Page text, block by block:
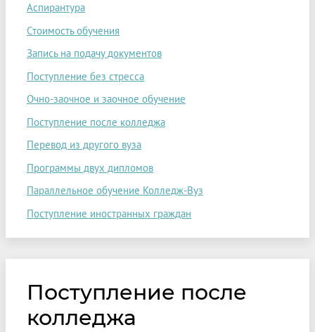
Аспирантура
Стоимость обучения
Запись на подачу документов
Поступление без стресса
Очно-заочное и заочное обучение
Поступление после колледжа
Перевод из другого вуза
Программы двух дипломов
Параллельное обучение Колледж-Вуз
Поступление иностранных граждан
Поступление после
колледжа